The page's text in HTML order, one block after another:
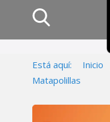
Productos
Está aquí: Inicio
Matapolillas